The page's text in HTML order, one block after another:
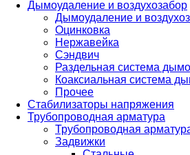
Дымоудаление и воздухозабор
Дымоудаление и
Оцинковка
Нержавейка
Сэндвич
Раздельная система
Коаксиальная система
Прочее
Стабилизаторы напряжения
Трубопроводная арматура
Трубопроводная
Задвижки